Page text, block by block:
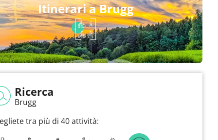
Itinerari a Brugg
Ricerca
Brugg
tra più di 40 attività: